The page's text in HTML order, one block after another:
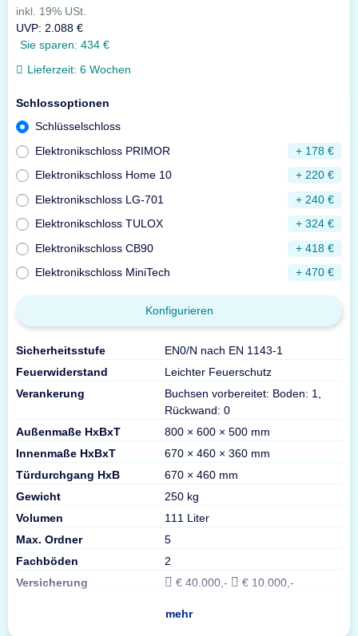
inkl. 19% USt.
UVP: 2.088 €
Sie sparen: 434 €
Lieferzeit: 6 Wochen
Schlossoptionen
Schlüsselschloss
Elektronikschloss PRIMOR
+ 178 €
Elektronikschloss Home 10
+ 220 €
Elektronikschloss LG-701
+ 240 €
Elektronikschloss TULOX
+ 324 €
Elektronikschloss CB90
+ 418 €
Elektronikschloss MiniTech
+ 470 €
Konfigurieren
Sicherheitsstufe
EN0/N nach EN 1143-1
Feuerwiderstand
Leichter Feuerschutz
Verankerung
Buchsen vorbereitet: Boden: 1,
Rückwand: 0
Außenmaße HxBxT
800 × 600 × 500 mm
Innenmaße HxBxT
670 × 460 × 360 mm
Türdurchgang HxB
670 × 460 mm
Gewicht
250 kg
Volumen
111 Liter
Max. Ordner
5
Fachböden
2
Versicherung
€ 40.000,- € 10.000,-
mehr